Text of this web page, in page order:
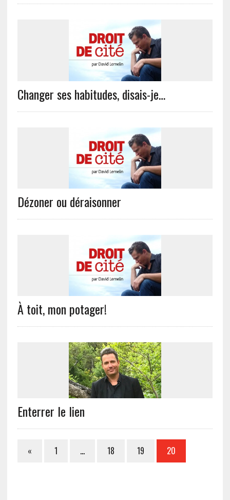
Changer ses habitudes, disais-je…
Dézoner ou déraisonner
À toit, mon potager!
Enterrer le lien
« 1 … 18 19 20